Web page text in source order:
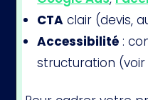
CTA clair (devis,
Accessibilité :
structuration